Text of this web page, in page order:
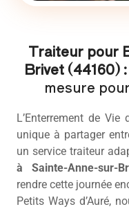
Traiteur pour
Brivet (44160) :
mesure
L’Enterrement de
unique à partager
un service traiteur
à Sainte-Anne-sur-
rendre cette journée
Petits Ways d’Auré,